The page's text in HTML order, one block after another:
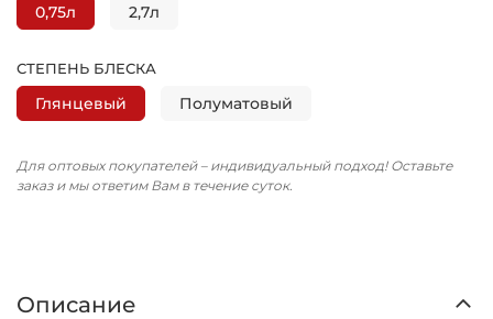
Для оптовых покупателей – индивидуальный подход! Оставьте
заказ и мы ответим Вам в течение суток.
0,75л 2,7л
СТЕПЕНЬ БЛЕСКА
Глянцевый Полуматовый
Описание